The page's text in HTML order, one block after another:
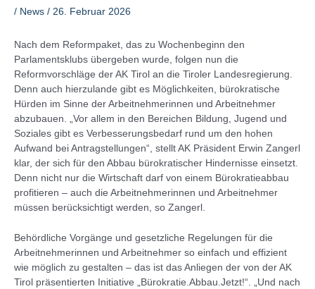
/ News / 26. Februar 2026
Nach dem Reformpaket, das zu Wochenbeginn den
Parlamentsklubs übergeben wurde, folgen nun die
Reformvorschläge der AK Tirol an die Tiroler Landesregierung.
Denn auch hierzulande gibt es Möglichkeiten, bürokratische
Hürden im Sinne der Arbeitnehmerinnen und Arbeitnehmer
abzubauen. „Vor allem in den Bereichen Bildung, Jugend und
Soziales gibt es Verbesserungsbedarf rund um den hohen
Aufwand bei Antragstellungen“, stellt AK Präsident Erwin Zangerl
klar, der sich für den Abbau bürokratischer Hindernisse einsetzt.
Denn nicht nur die Wirtschaft darf von einem Bürokratieabbau
profitieren – auch die Arbeitnehmerinnen und Arbeitnehmer
müssen berücksichtigt werden, so Zangerl.
Behördliche Vorgänge und gesetzliche Regelungen für die
Arbeitnehmerinnen und Arbeitnehmer so einfach und effizient
wie möglich zu gestalten – das ist das Anliegen der von der AK
Tirol präsentierten Initiative „Bürokratie.Abbau.Jetzt!“. „Und nach